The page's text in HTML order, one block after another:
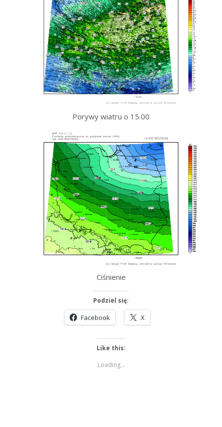
Porywy wiatru o 15.00
Ciśnienie
Podziel się:
Facebook X
Like this:
Loading...